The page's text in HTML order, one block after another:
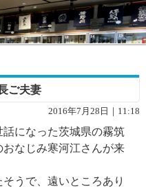
ご夫妻
2016年7月28日｜11:18
になった茨城県の霧筑
なじみ寒河江さんが来
うで、遠いところあり